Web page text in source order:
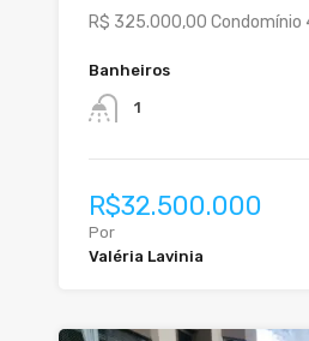
R$ 325.000,00 Condomínio
Banheiros
1
R$32.500.000
Por
Valéria Lavinia